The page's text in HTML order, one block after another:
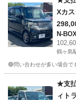
Xカ
N-
鶴ヶ島
🔴問い合わせが多い場合
鶴ヶ
★支
ィト